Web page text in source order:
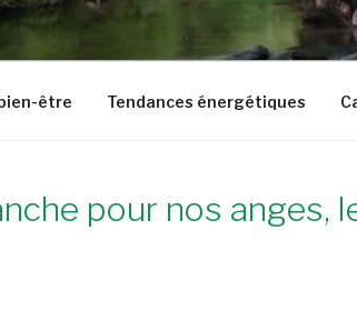
être Tendances énergétiques
pour nos anges,